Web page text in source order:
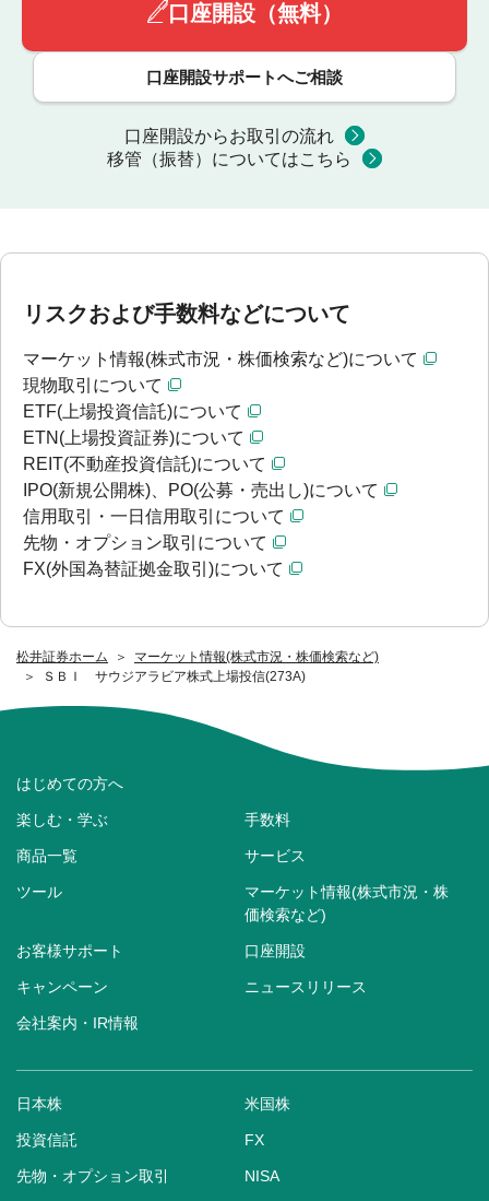
松井証券ホーム
マーケット情報(株式市況・株価検索など)
ＳＢＩ サウジアラビア株式上場投信(273A)
口座開設（無料）
口座開設サポートへご相談
口座開設からお取引の流れ
移管（振替）についてはこちら
リスクおよび手数料などについて
マーケット情報(株式市況・株価検索など)について
現物取引について
ETF(上場投資信託)について
ETN(上場投資証券)について
REIT(不動産投資信託)について
IPO(新規公開株)、PO(公募・売出し)について
信用取引・一日信用取引について
先物・オプション取引について
FX(外国為替証拠金取引)について
はじめての方へ
楽しむ・学ぶ 手数料
商品一覧 サービス
ツール
マーケット情報(株式市況・株
価検索など)
お客様サポート 口座開設
キャンペーン ニュースリリース
会社案内・IR情報
日本株 米国株
投資信託 FX
先物・オプション取引 NISA